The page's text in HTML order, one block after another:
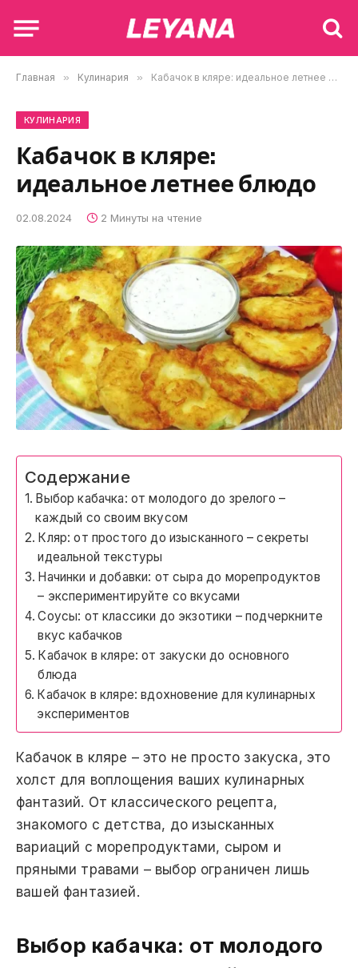
Главная » Кулинария » Кабачок в кляре: идеальное летнее блюдо
КУЛИНАРИЯ
Кабачок в кляре:
идеальное летнее блюдо
02.08.2024 2 Минуты на чтение
Содержание
Выбор кабачка: от молодого до зрелого –
каждый со своим вкусом
Кляр: от простого до изысканного – секреты
идеальной текстуры
Начинки и добавки: от сыра до морепродуктов
– экспериментируйте со вкусами
Соусы: от классики до экзотики – подчеркните
вкус кабачков
Кабачок в кляре: от закуски до основного
блюда
Кабачок в кляре: вдохновение для кулинарных
экспериментов
Кабачок в кляре – это не просто закуска, это
холст для воплощения ваших кулинарных
фантазий. От классического рецепта,
знакомого с детства, до изысканных
вариаций с морепродуктами, сыром и
пряными травами – выбор ограничен лишь
вашей фантазией.
Выбор кабачка: от молодого